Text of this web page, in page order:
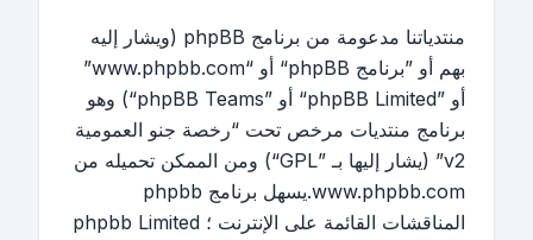
منتدياتنا مدعومة من برنامج phpBB (ويشار إليه
بهم أو ”برنامج phpBB“ أو “www.phpbb.com”
أو ”phpBB Limited“ أو ”phpBB Teams“) وهو
برنامج منتديات مرخص تحت “رخصة جنو العمومية
v2” (يشار إليها بـ ”GPL“) ومن الممكن تحميله من
www.phpbb.com
.يسهل برنامج phpbb
المناقشات القائمة على الإنترنت ؛ phpbb Limited